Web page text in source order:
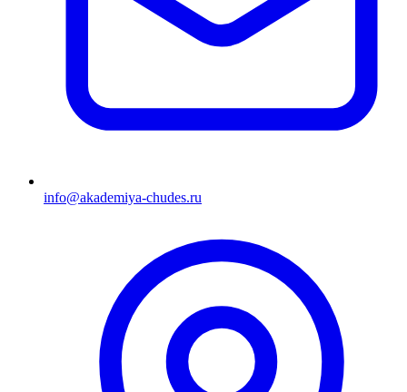
info@akademiya-chudes.ru